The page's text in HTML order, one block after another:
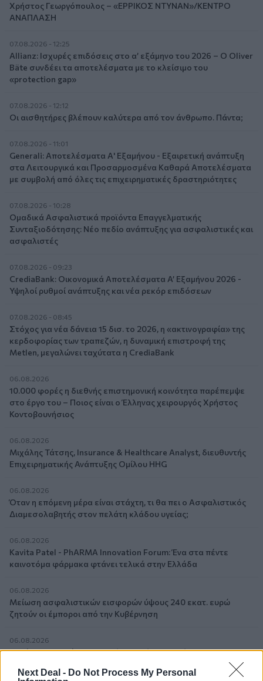
Next Deal - Do Not Process My Personal
Χρήστος Γεωργόπουλος – «ΕΡΡΙΚΟΣ ΝΤΥΝΑΝ»/ΚΕΝΤΡΟ
ΑΝΑΠΛΑΣΗ
07.08.2026 - 12:25
Allianz: Ισχυρές επιδόσεις στο α’ εξάμηνο του 2026 – Ο Oliver
Bäte συνδέει τα αποτελέσματα με το κλείσιμο του
«protection gap»
07.08.2026 - 12:12
Οι αισθητήρες βλέπουν καλύτερα από τον άνθρωπο. Πάντα;
07.08.2026 - 11:01
Generali: Αποτελέσματα Α' Εξαμήνου - Εξαιρετική ανάπτυξη
στα Λειτουργικά και Προσαρμοσμένα Καθαρά Αποτελέσματα
με συμβολή από όλες τις επιχειρηματικές δραστηριότητες
07.08.2026 - 10:28
Ομαδικά Ασφαλιστικά προϊόντα Επαγγελματικής
Συνταξιοδότησης: Νέο πεδίο ανάπτυξης για ασφαλιστικές και
ασφαλιστές
07.08.2026 - 09:23
CrediaBank: Οικονομικά Αποτελέσματα A’ Εξαμήνου 2026 -
Υψηλοί ρυθμοί ανάπτυξης και νέα ρεκόρ επιδόσεων
07.08.2026 - 08:45
Στόχος για νέα δάνεια 15 δισ. το 2026, η «ακτινογραφία» της
κερδοφορίας των τραπεζών, η δυναμική επιστροφή της
Metlen, μεγαλώνει ταχύτατα η CrediaBank
06.08.2026
10.000 φορές η διεθνής επιστημονική κοινότητα παρέπεμψε
στο έργο του – Ποιος είναι ο Έλληνας χειρουργός Χρήστος
Κοντοβουνήσιος
06.08.2026
Μιχάλης Τάτσης, Insurance & Healthcare Analyst, διευθυντής
Επιχειρηματικής Ανάπτυξης Ομίλου HHG
06.08.2026
Όταν η επόμενη μέρα είναι στάχτη, τι θα πει ο Ασφαλιστικός
Διαμεσολαβητής στον πελάτη κλάδου υγείας;
06.08.2026
Kavita Patel - PhARMA Innovation Forum: Ένα στα πέντε
καινοτόμα φάρμακα φτάνει τελικά στην Ελλάδα
06.08.2026
Μείωση ασφαλιστικών εισφορών ύψους 240 εκατ. ευρώ
ζητούν οι έμποροι από την Κυβέρνηση
06.08.2026
Ευρώπη: Μπορεί η κλιματική αλλαγή να οδηγήσει σε